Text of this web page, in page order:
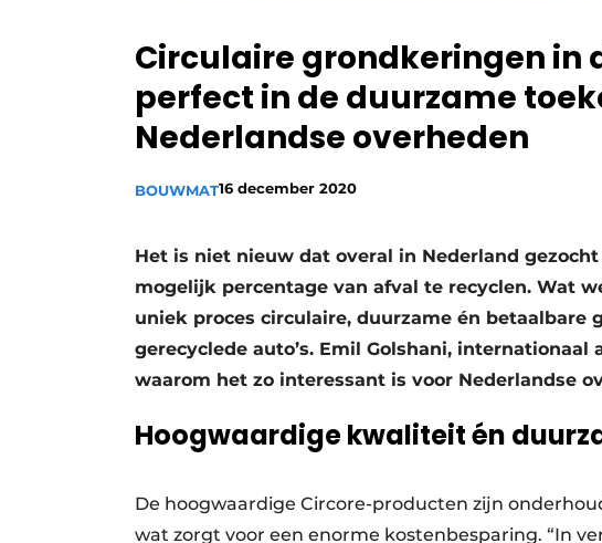
Circulaire grondkeringen in
perfect in de duurzame
Nederlandse overheden
BOUWMAT16 december 2020
Het is niet nieuw dat overal in Nederland
mogelijk percentage van afval te recyclen. Wat
uniek proces circulaire, duurzame én betaalbare
gerecyclede auto’s. Emil Golshani,
waarom het zo interessant is voor Nederlandse
Hoogwaardige kwaliteit én
De hoogwaardige Circore-producten zijn
wat zorgt voor een enorme kostenbesparing. “In